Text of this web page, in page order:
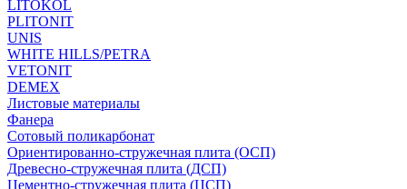
LITOKOL
PLITONIT
UNIS
WHITE HILLS/PETRA
VETONIT
DEMEX
Листовые материалы
Фанера
Сотовый поликарбонат
Ориентированно-стружечная плита (ОСП)
Древесно-стружечная плита (ДСП)
Цементно-стружечная плита (ЦСП)